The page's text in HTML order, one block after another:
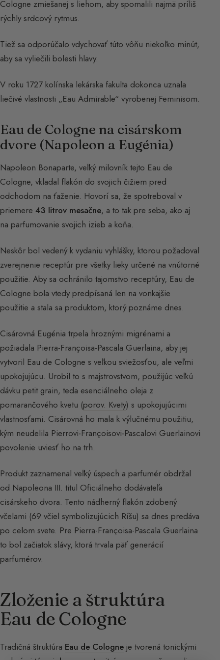
Cologne zmiešanej s liehom, aby spomalili najmä príliš
rýchly srdcový rytmus.
Tiež sa odporúčalo vdychovať túto vôňu niekoľko minút,
aby sa vyliečili bolesti hlavy.
V roku 1727 kolínska lekárska fakulta dokonca uznala
liečivé vlastnosti „Eau Admirable“ vyrobenej Feminisom.
Eau de Cologne na cisárskom
dvore (Napoleon a Eugénia)
Napoleon Bonaparte, veľký milovník tejto Eau de
Cologne, vkladal flakón do svojich čižiem pred
odchodom na ťaženie. Hovorí sa, že spotreboval v
priemere 43 litrov mesačne, a to tak pre seba, ako aj
na parfumovanie svojich izieb a koňa.
Neskôr bol vedený k vydaniu vyhlášky, ktorou požadoval
zverejnenie receptúr pre všetky lieky určené na vnútorné
použitie. Aby sa ochránilo tajomstvo receptúry, Eau de
Cologne bola vtedy predpísaná len na vonkajšie
použitie a stala sa produktom, ktorý poznáme dnes.
Cisárovná Eugénia trpela hroznými migrénami a
požiadala Pierra-Françoisa-Pascala Guerlaina, aby jej
vytvoril Eau de Cologne s veľkou sviežosťou, ale veľmi
upokojujúcu. Urobil to s majstrovstvom, použijúc veľkú
dávku petit grain, teda esenciálneho oleja z
pomarančového kvetu (porov. Kvety) s upokojujúcimi
vlastnosťami. Cisárovná ho mala k výlučnému použitiu,
kým neudelila Pierrovi-Françoisovi-Pascalovi Guerlainovi
povolenie uviesť ho na trh.
Produkt zaznamenal veľký úspech a parfumér obdržal
od Napoleona III. titul Oficiálneho dodávateľa
cisárskeho dvora. Tento nádherný flakón zdobený
včelami (69 včiel symbolizujúcich Ríšu) sa dnes predáva
po celom svete. Pre Pierra-Françoisa-Pascala Guerlaina
to bol začiatok slávy, ktorá trvala päť generácií
parfumérov.
Zloženie a štruktúra
Eau de Cologne
Tradičná štruktúra Eau de Cologne je tvorená tonickými